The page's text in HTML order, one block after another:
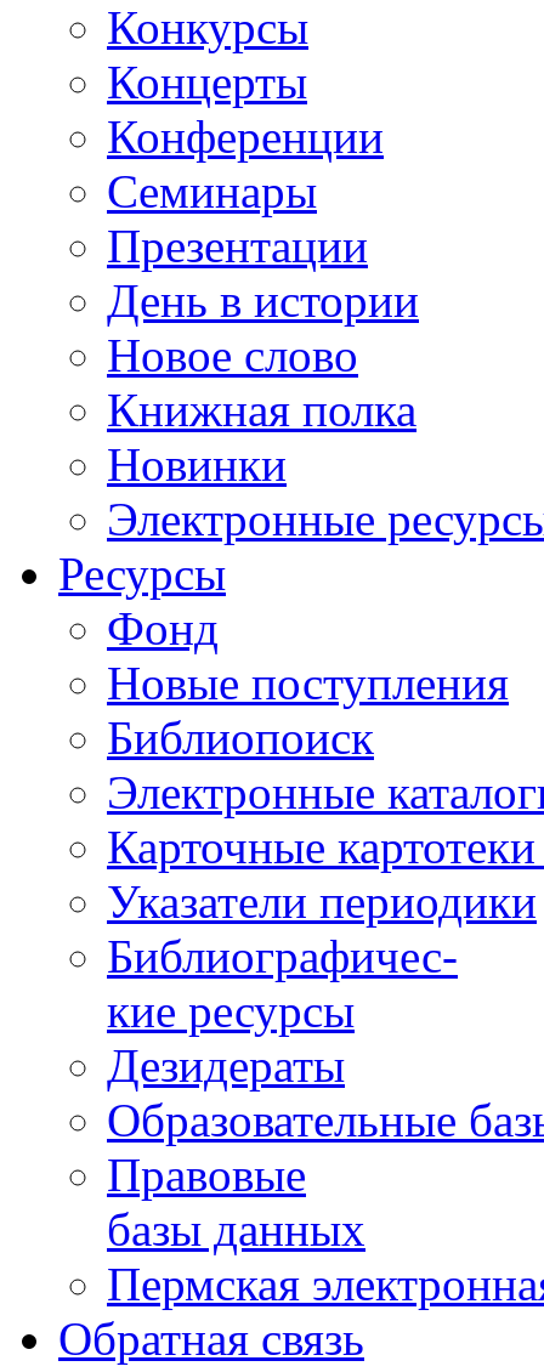
Конкурсы
Концерты
Конференции
Семинары
Презентации
День в истории
Новое слово
Книжная полка
Новинки
Электронные
Ресурсы
Фонд
Новые поступления
Библиопоиск
Электронные
Карточные
Указатели периодики
Библиографичес-
кие ресурсы
Дезидераты
Образовательные
Правовые
базы данных
Пермская
Обратная связь